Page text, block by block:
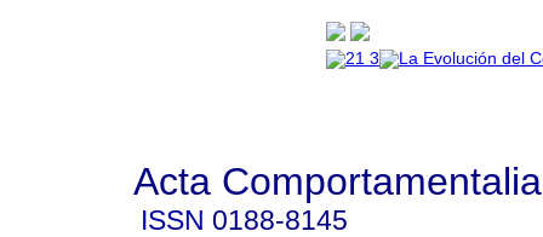
Acta Comportamentalia
ISSN 0188-8145